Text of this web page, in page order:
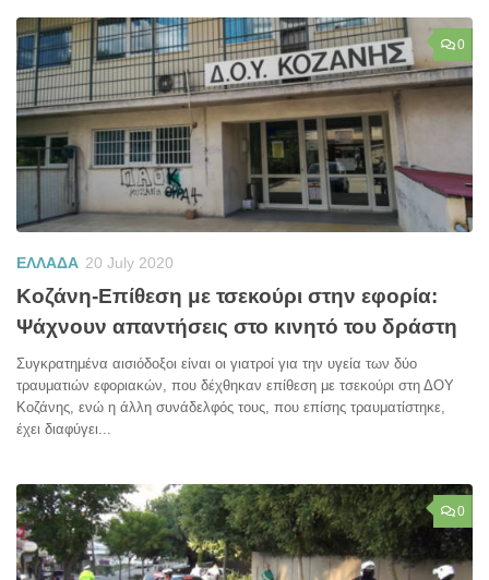
0
ΕΛΛΑΔΑ 20 July 2020
Κοζάνη-Επίθεση με τσεκούρι στην εφορία:
Ψάχνουν απαντήσεις στο κινητό του δράστη
Συγκρατημένα αισιόδοξοι είναι οι γιατροί για την υγεία των δύο
τραυματιών εφοριακών, που δέχθηκαν επίθεση με τσεκούρι στη ΔΟΥ
Κοζάνης, ενώ η άλλη συνάδελφός τους, που επίσης τραυματίστηκε,
έχει διαφύγει...
0